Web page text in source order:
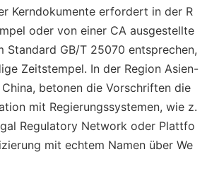
Kerndokumente erfordert in der R
oder von einer CA ausgestellte
Standard GB/T 25070 entsprechen,
Zeitstempel. In der Region Asien-
betonen die Vorschriften die
mit Regierungssystemen, wie z.
Regulatory Network oder Plattfo
mit echtem Namen über We